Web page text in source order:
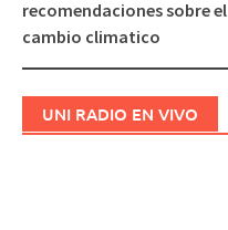
entradas
recomendaciones sobre el
cambio climatico
UNI RADIO EN VIVO